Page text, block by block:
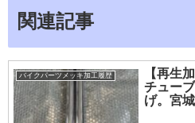
関連記事
バイクパーツメッキ加工履歴
【再生
チュー
げ。宮